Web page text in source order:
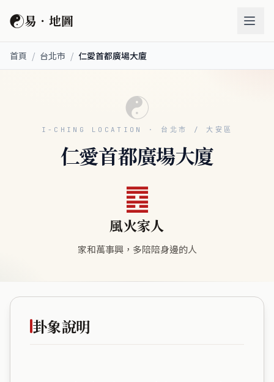
☯易．地圖
首頁 / 台北市 / 仁愛首都廣場大廈
☯
I-CHING LOCATION · 台北市 / 大安區
仁愛首都廣場大廈
䷤
風火家人
家和萬事興，多陪陪身邊的人
卦象說明